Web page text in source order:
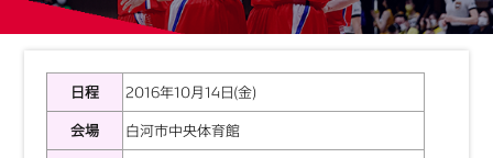
日程
2016年10月14日(金)
会場
白河市中央体育館